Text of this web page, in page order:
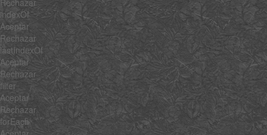
Rechazar
indexOf
Aceptar
Rechazar
lastIndexOf
Aceptar
Rechazar
filter
Aceptar
Rechazar
forEach